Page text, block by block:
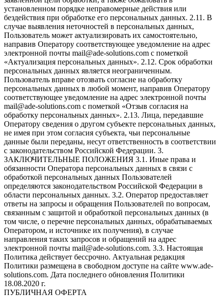
установленном порядке неправомерные действия или
бездействия при обработке его персональных данных. 2.11. В
случае выявления неточностей в персональных данных,
Пользователь может актуализировать их самостоятельно,
направив Оператору соответствующее уведомление на адрес
электронной почты mail@ade-solutions.com с пометкой
«Актуализация персональных данных». 2.12. Срок обработки
персональных данных является неограниченным.
Пользователь вправе отозвать согласие на обработку
персональных данных в любой момент, направив Оператору
соответствующее уведомление на адрес электронной почты
mail@ade-solutions.com с пометкой «Отзыв согласия на
обработку персональных данных». 2.13. Лица, передавшие
Оператору сведения о другом субъекте персональных данных,
не имея при этом согласия субъекта, чьи персональные
данные были переданы, несут ответственность в соответствии
с законодательством Российской Федерации. 3.
ЗАКЛЮЧИТЕЛЬНЫЕ ПОЛОЖЕНИЯ 3.1. Иные права и
обязанности Оператора персональных данных в связи с
обработкой персональных данных Пользователей
определяются законодательством Российской Федерации в
области персональных данных. 3.2. Оператор предоставляет
ответы на запросы и обращения Пользователей по вопросам,
связанным с защитой и обработкой персональных данных (в
том числе, о перечне персональных данных, обрабатываемых
Оператором, и источнике их получения), в случае
направления таких запросов и обращений на адрес
электронной почты mail@ade-solutions.com. 3.3. Настоящая
Политика действует бессрочно. Актуальная редакция
Политики размещена в свободном доступе на сайте www.ade-
solutions.com. Дата последнего обновления Политики
18.08.2020 г.
ПУБЛИЧНАЯ ОФЕРТА